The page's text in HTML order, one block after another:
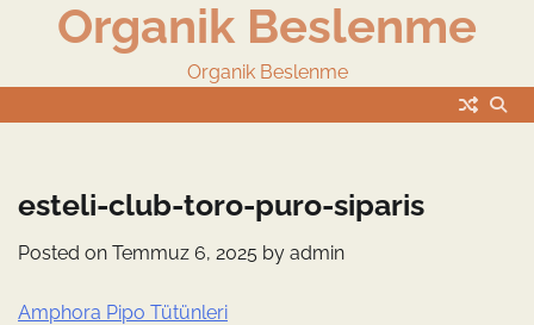
Organik Beslenme
Organik Beslenme
esteli-club-toro-puro-siparis
Posted on Temmuz 6, 2025 by admin
Amphora Pipo Tütünleri